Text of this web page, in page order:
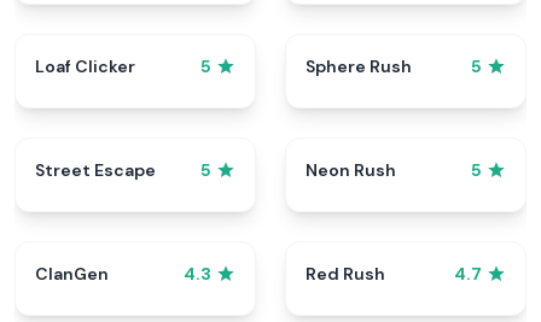
Loaf Clicker 5 Sphere Rush 5
Street Escape 5 Neon Rush 5
ClanGen 4.3 Red Rush 4.7